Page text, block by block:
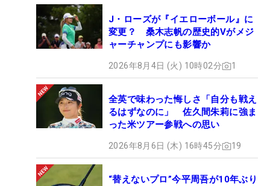
J・ローズが『イエローボール』に
変更？ 桑木志帆の歴史的Vがメジ
ャーチャンプにも影響か
2026年8月4日 (火) 10時02分 1
全英で味わった悔しさ「自分も戦え
るはずなのに」 佐久間朱莉に強ま
った米ツアー参戦への思い
2026年8月6日 (木) 16時45分 19
“替えないプロ”今平周吾が10年ぶり